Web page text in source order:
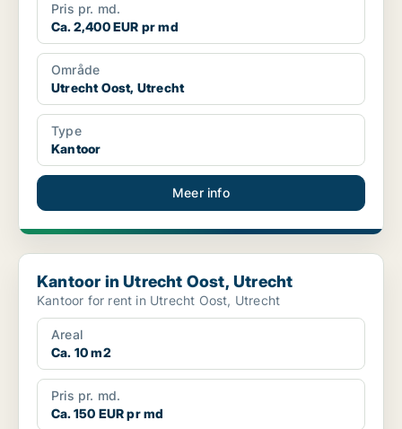
Pris pr. md.
Ca. 2,400 EUR pr md
Område
Utrecht Oost, Utrecht
Type
Kantoor
Meer info
Kantoor in Utrecht Oost, Utrecht
Kantoor in Utrecht Oost, Utrecht
Kantoor for rent in Utrecht Oost, Utrecht
Areal
Ca. 10 m2
Pris pr. md.
Ca. 150 EUR pr md